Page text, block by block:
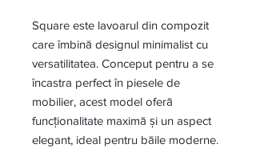
Square este lavoarul din compozit
care îmbină designul minimalist cu
versatilitatea. Conceput pentru a se
încastra perfect în piesele de
mobilier, acest model oferă
funcționalitate maximă și un aspect
elegant, ideal pentru băile moderne.